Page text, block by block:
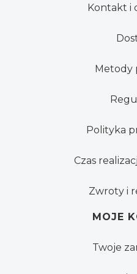
Kontakt i
Metody
Polityka
Czas
Zwroty i
MOJE
Twoje